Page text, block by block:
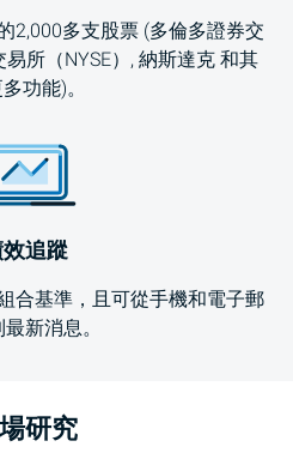
2,000多支股票 (多倫多證券交
所（NYSE） ,納斯達克和其
功能)。
追蹤
合基準，且可從手機和電子郵
新消息。
研究